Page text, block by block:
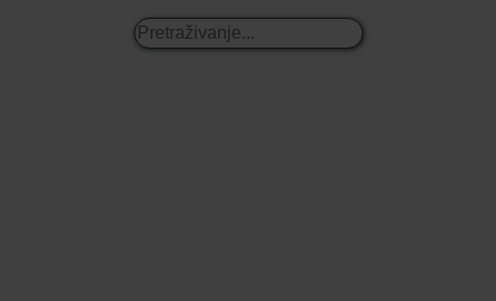
Pretraživanje...